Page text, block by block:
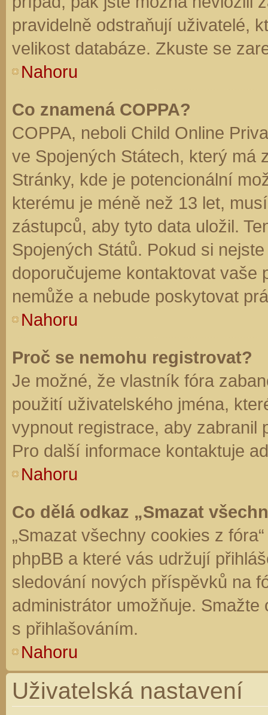
pravidelně odstraňují uživatelé,
velikost databáze. Zkuste se
Nahoru
Co znamená COPPA?
COPPA, neboli Child Online
ve Spojených Státech, který má
Stránky, kde je potencionální
kterému je méně než 13 let,
zástupců, aby tyto data uložil.
Spojených Států. Pokud si
doporučujeme kontaktovat vaše
nemůže a nebude poskytovat
Nahoru
Proč se nemohu registrovat?
Je možné, že vlastník fóra
použití uživatelského jména,
vypnout registrace, aby zabranil
Pro další informace kontaktuje
Nahoru
Co dělá odkaz „Smazat
„Smazat všechny cookies z
phpBB a které vás udržují
sledování nových příspěvků na
administrátor umožňuje.
s přihlašováním.
Nahoru
Uživatelská nastavení